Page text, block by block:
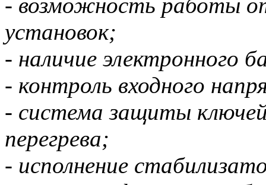
- возможность работы
установок;
- наличие электронного
- контроль входного
- система защиты
перегрева;
- исполнение